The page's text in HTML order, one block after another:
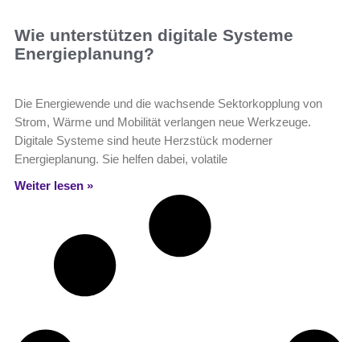
Wie unterstützen digitale Systeme
Energieplanung?
Die Energiewende und die wachsende Sektorkopplung von
Strom, Wärme und Mobilität verlangen neue Werkzeuge.
Digitale Systeme sind heute Herzstück moderner
Energieplanung. Sie helfen dabei, volatile
Weiter lesen »